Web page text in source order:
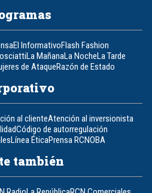
El InformativoFlash Fashion
La MañanaLa NocheLa Tarde
de AtaqueRazón de Estado
al clienteAtención al inversionista
Código de autorregulación
Línea ÉticaPrensa RCNOBA
también